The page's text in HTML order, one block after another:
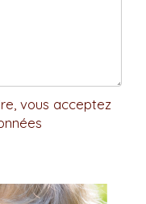
vous acceptez